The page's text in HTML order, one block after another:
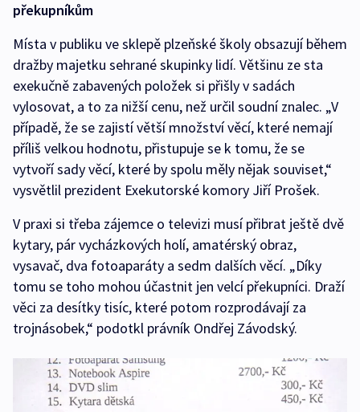
překupníkům
Místa v publiku ve sklepě plzeňské školy obsazují během
dražby majetku sehrané skupinky lidí. Většinu ze sta
exekučně zabavených položek si přišly v sadách
vylosovat, a to za nižší cenu, než určil soudní znalec. „V
případě, že se zajistí větší množství věcí, které nemají
příliš velkou hodnotu, přistupuje se k tomu, že se
vytvoří sady věcí, které by spolu měly nějak souviset,“
vysvětlil prezident Exekutorské komory Jiří Prošek.
V praxi si třeba zájemce o televizi musí přibrat ještě dvě
kytary, pár vycházkových holí, amatérský obraz,
vysavač, dva fotoaparáty a sedm dalších věcí. „Díky
tomu se toho mohou účastnit jen velcí překupníci. Draží
věci za desítky tisíc, které potom rozprodávají za
trojnásobek,“ podotkl právník Ondřej Závodský.